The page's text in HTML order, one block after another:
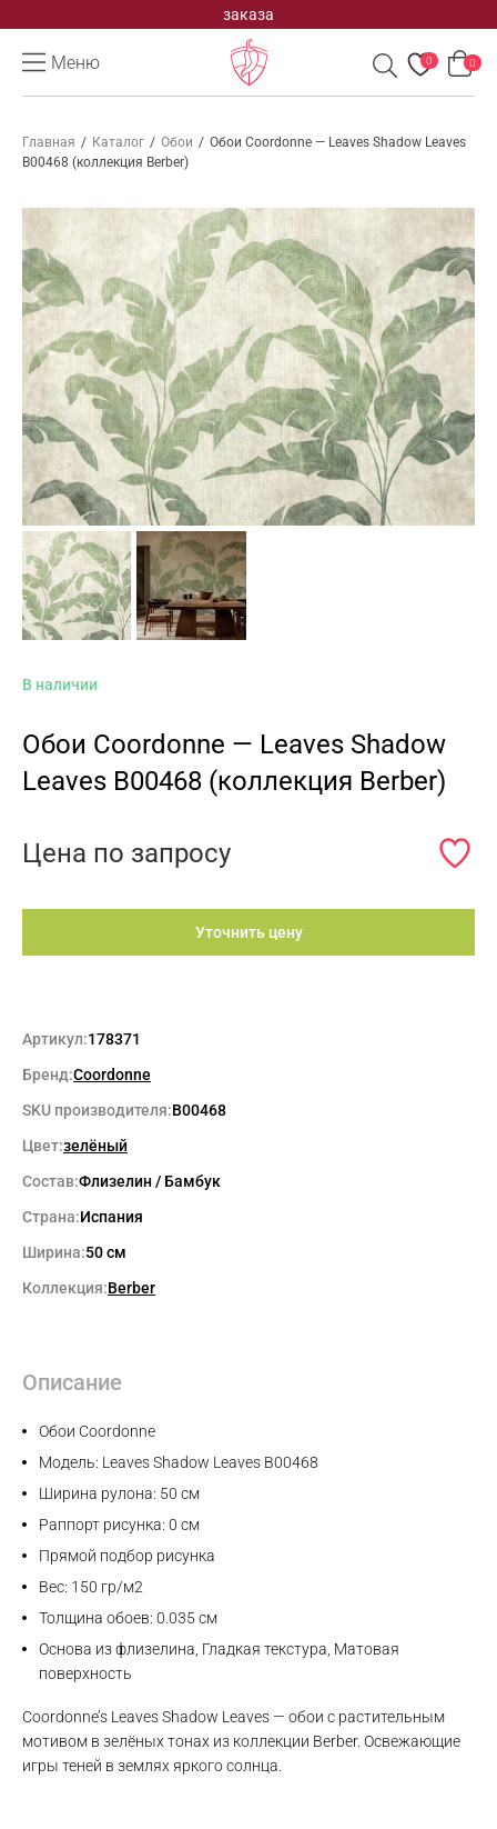
заказа
Меню 0 0
Главная / Каталог / Обои / Обои Coordonne — Leaves Shadow Leaves
B00468 (коллекция Berber)
В наличии
Обои Coordonne — Leaves Shadow
Leaves B00468 (коллекция Berber)
Цена по запросу
Уточнить цену
Артикул:178371
Бренд:Coordonne
SKU производителя:B00468
Цвет:зелёный
Состав:Флизелин / Бамбук
Страна:Испания
Ширина:50 см
Коллекция:Berber
Описание
Обои Coordonne
Модель: Leaves Shadow Leaves B00468
Ширина рулона: 50 см
Раппорт рисунка: 0 см
Прямой подбор рисунка
Вес: 150 гр/м2
Толщина обоев: 0.035 см
Основа из флизелина, Гладкая текстура, Матовая
поверхность
Coordonne’s Leaves Shadow Leaves — обои с растительным
мотивом в зелёных тонах из коллекции Berber. Освежающие
игры теней в землях яркого солнца.